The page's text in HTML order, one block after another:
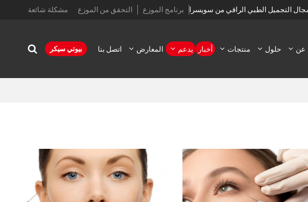
التجميل الطبي الراقي من سويسرا برنامج الموزع التحقق من الموزع مشكلة شائعة
عن حلول منتجات أخبار يدعم المعارض اتصل بنا بيوتي سيكر